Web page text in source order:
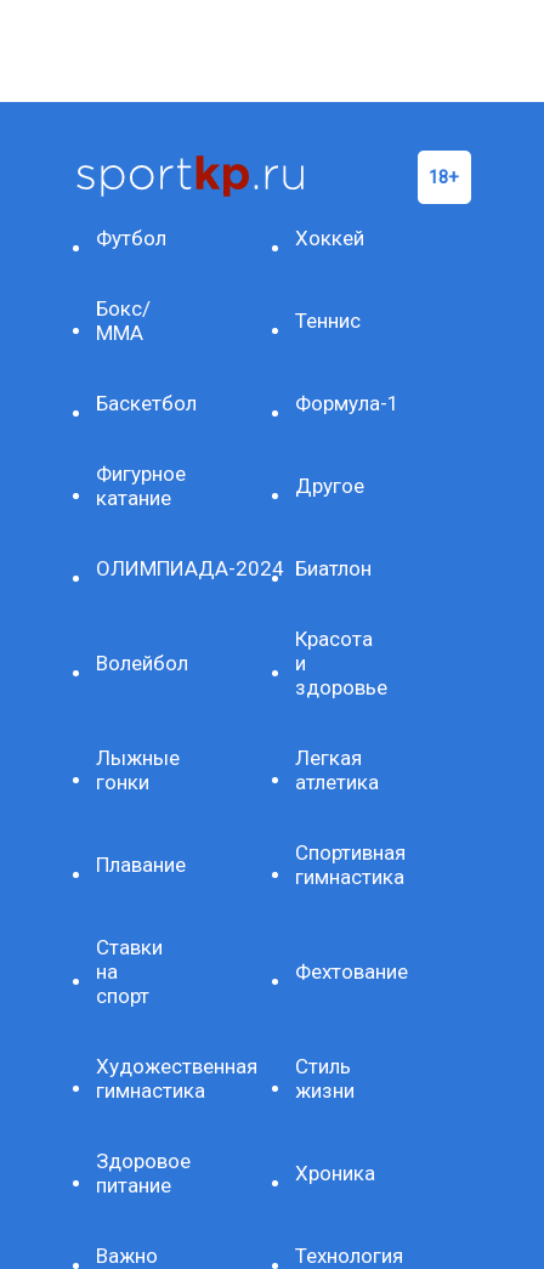
Футбол Хоккей
Бокс/
ММА
Теннис
Баскетбол Формула-1
Фигурное
катание
Другое
ОЛИМПИАДА-2024 Биатлон
Волейбол
Красота
и
здоровье
Лыжные
гонки
Легкая
атлетика
Плавание
Спортивная
гимнастика
Ставки
на
спорт
Фехтование
Художественная
гимнастика
Стиль
жизни
Здоровое
питание
Хроника
Важно Технология